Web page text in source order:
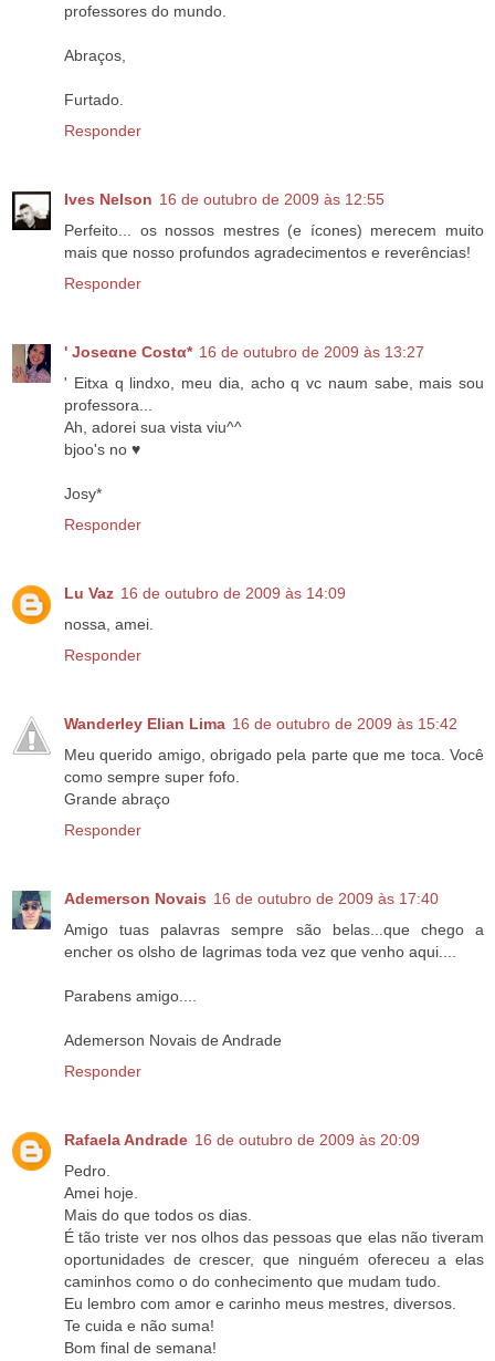
professores do mundo.
Abraços,
Furtado.
Responder
Ives Nelson 16 de outubro de 2009 às 12:55
Perfeito... os nossos mestres (e ícones) merecem muito
mais que nosso profundos agradecimentos e reverências!
Responder
' Joseαne Costα* 16 de outubro de 2009 às 13:27
' Eitxa q lindxo, meu dia, acho q vc naum sabe, mais sou
professora...
Ah, adorei sua vista viu^^
bjoo's no ♥
Josy*
Responder
Lu Vaz 16 de outubro de 2009 às 14:09
nossa, amei.
Responder
Wanderley Elian Lima 16 de outubro de 2009 às 15:42
Meu querido amigo, obrigado pela parte que me toca. Você
como sempre super fofo.
Grande abraço
Responder
Ademerson Novais 16 de outubro de 2009 às 17:40
Amigo tuas palavras sempre são belas...que chego a
encher os olsho de lagrimas toda vez que venho aqui....
Parabens amigo....
Ademerson Novais de Andrade
Responder
Rafaela Andrade 16 de outubro de 2009 às 20:09
Pedro.
Amei hoje.
Mais do que todos os dias.
É tão triste ver nos olhos das pessoas que elas não tiveram
oportunidades de crescer, que ninguém ofereceu a elas
caminhos como o do conhecimento que mudam tudo.
Eu lembro com amor e carinho meus mestres, diversos.
Te cuida e não suma!
Bom final de semana!